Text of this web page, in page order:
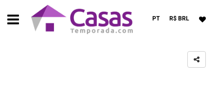
PT R$ BRL